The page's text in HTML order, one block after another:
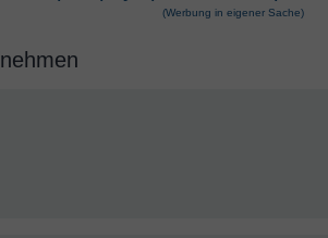
(Werbung in eigener Sache)